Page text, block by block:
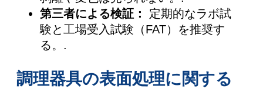
第三者による検証：
定期的なラボ試
験と工場受入試験（FAT）を推奨す
る。.
調理器具の表面処理に関する